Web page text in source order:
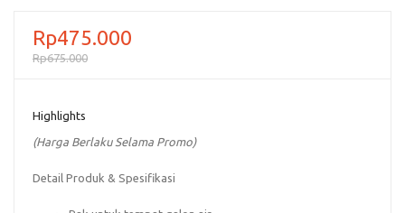
Rp475.000
Rp675.000
Highlights
(Harga Berlaku Selama Promo)
Detail Produk & Spesifikasi